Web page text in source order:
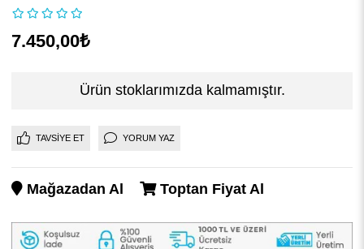
7.450,00₺
Ürün stoklarımızda kalmamıştır.
TAVSIYE ET YORUM YAZ
Mağazadan Al Toptan Fiyat Al